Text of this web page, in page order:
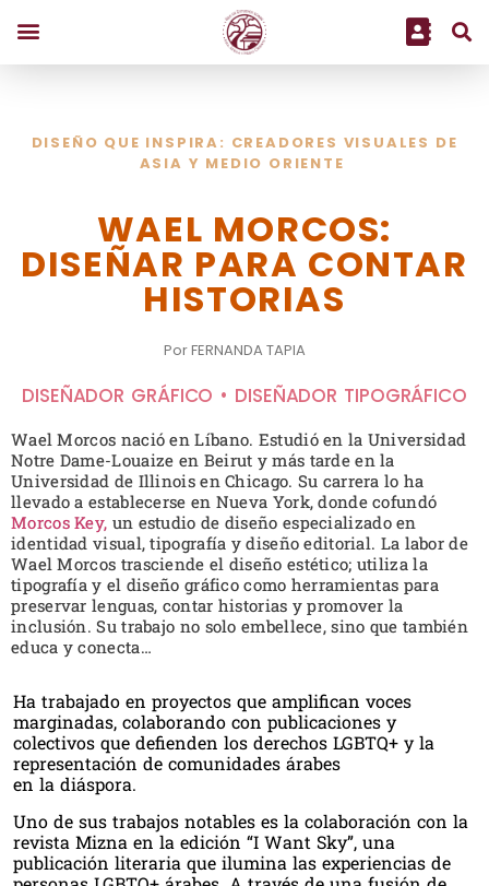
DISEÑO QUE INSPIRA: CREADORES VISUALES DE
ASIA Y MEDIO ORIENTE
WAEL MORCOS:
DISEÑAR PARA CONTAR
HISTORIAS
Por FERNANDA TAPIA
DISEÑADOR GRÁFICO • DISEÑADOR TIPOGRÁFICO
Wael Morcos nació en Líbano. Estudió en la Universidad
Notre Dame-Louaize en Beirut y más tarde en la
Universidad de Illinois en Chicago. Su carrera lo ha
llevado a establecerse en Nueva York, donde cofundó
Morcos Key, un estudio de diseño especializado en
identidad visual, tipografía y diseño editorial. La labor de
Wael Morcos trasciende el diseño estético; utiliza la
tipografía y el diseño gráfico como herramientas para
preservar lenguas, contar historias y promover la
inclusión. Su trabajo no solo embellece, sino que también
educa y conecta…
Ha trabajado en proyectos que amplifican voces
marginadas, colaborando con publicaciones y
colectivos que defienden los derechos LGBTQ+ y la
representación de comunidades árabes
en la diáspora.
Uno de sus trabajos notables es la colaboración con la
revista Mizna en la edición “I Want Sky”, una
publicación literaria que ilumina las experiencias de